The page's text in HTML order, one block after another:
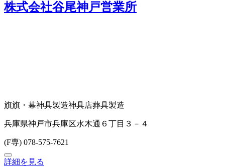
株式会社谷尾神戸営業所
旗旗・幕神具製造神具店葬具製造
兵庫県神戸市兵庫区水木通６丁目３－４
(F専) 078-575-7621
詳細を見る